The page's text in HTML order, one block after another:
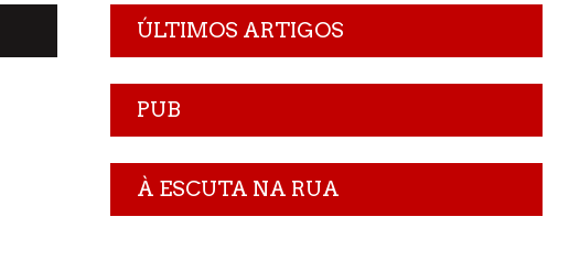
ÚLTIMOS ARTIGOS
PUB
À ESCUTA NA RUA